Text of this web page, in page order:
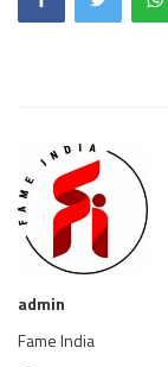
admin
Fame India